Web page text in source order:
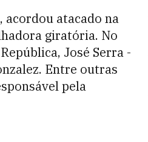
acordou atacado na
giratória. No
José Serra -
Entre outras
pela